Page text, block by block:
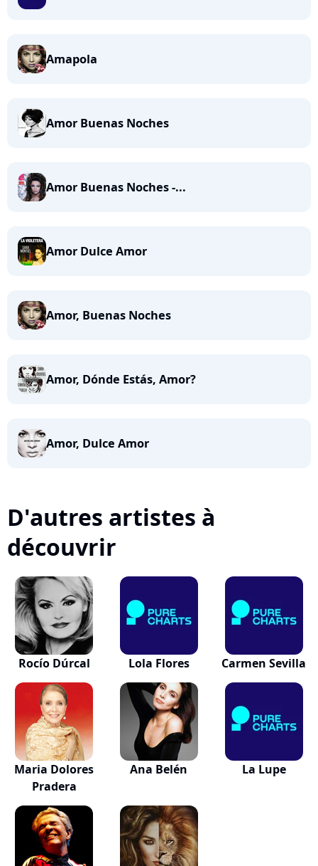
Amapola
Amor Buenas Noches
Amor Buenas Noches -...
Amor Dulce Amor
Amor, Buenas Noches
Amor, Dónde Estás, Amor?
Amor, Dulce Amor
D'autres artistes à
découvrir
Rocío Dúrcal Lola Flores Carmen Sevilla
Maria Dolores
Pradera
Ana Belén La Lupe